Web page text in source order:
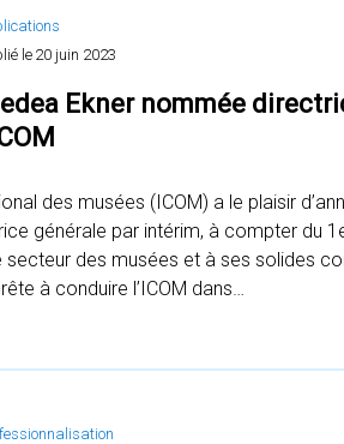
le20 juin 2023
Ekner nommée
des musées (ICOM) a le plaisir
générale par intérim, à compter du
secteur des musées et à ses solides
à conduire l’ICOM dans…